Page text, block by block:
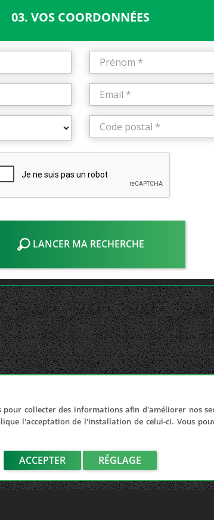
03. VOS COORDONNÉES
LANCER MA RECHERCHE
collecter des informations afin d'améliorer nos
l'acceptation de l'installation de celui-ci. Vous
ACCEPTER RÉGLAGE